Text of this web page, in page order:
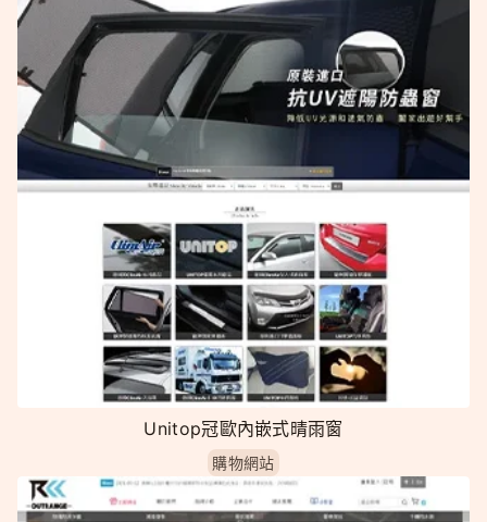
Unitop冠歐內嵌式晴雨窗
購物網站